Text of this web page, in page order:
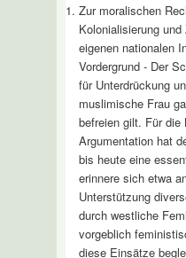
Zur moralischen
Kolonialisierung
eigenen nationalen
Vordergrund - Der
für Unterdrückung
muslimische Frau
befreien gilt. Für die
Argumentation hat
bis heute eine
erinnere sich etwa
Unterstützung
durch westliche
vorgeblich
diese Einsätze